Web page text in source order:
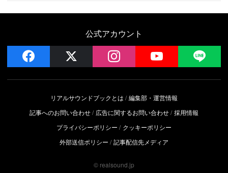
公式アカウント
facebook instagram YouTube
リアルサウンドブックとは
編集部・運営情報
記事へのお問い合わせ
広告に関するお問い合わせ 採用情報
プライバシーポリシー
クッキーポリシー
外部送信ポリシー
記事配信先メディア
© realsound.jp